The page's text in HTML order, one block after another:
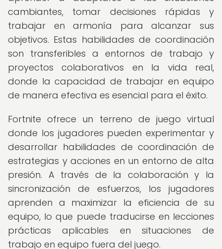
cambiantes, tomar decisiones rápidas y
trabajar en armonía para alcanzar sus
objetivos. Estas habilidades de coordinación
son transferibles a entornos de trabajo y
proyectos colaborativos en la vida real,
donde la capacidad de trabajar en equipo
de manera efectiva es esencial para el éxito.
Fortnite ofrece un terreno de juego virtual
donde los jugadores pueden experimentar y
desarrollar habilidades de coordinación de
estrategias y acciones en un entorno de alta
presión. A través de la colaboración y la
sincronización de esfuerzos, los jugadores
aprenden a maximizar la eficiencia de su
equipo, lo que puede traducirse en lecciones
prácticas aplicables en situaciones de
trabajo en equipo fuera del juego.